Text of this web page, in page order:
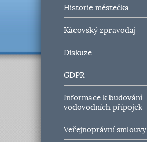
Historie městečka
Kácovský zpravodaj
Diskuze
GDPR
Informace k budování
vodovodních přípojek
Veřejnoprávní smlouvy